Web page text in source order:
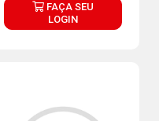
FAÇA SEU
LOGIN